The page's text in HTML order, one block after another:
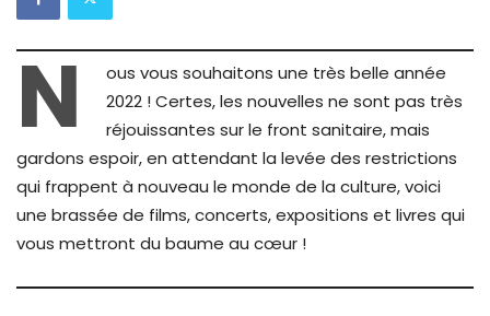
N
ous vous souhaitons une très belle année
2022 ! Certes, les nouvelles ne sont pas très
réjouissantes sur le front sanitaire, mais
gardons espoir, en attendant la levée des restrictions
qui frappent à nouveau le monde de la culture, voici
une brassée de films, concerts, expositions et livres qui
vous mettront du baume au cœur !